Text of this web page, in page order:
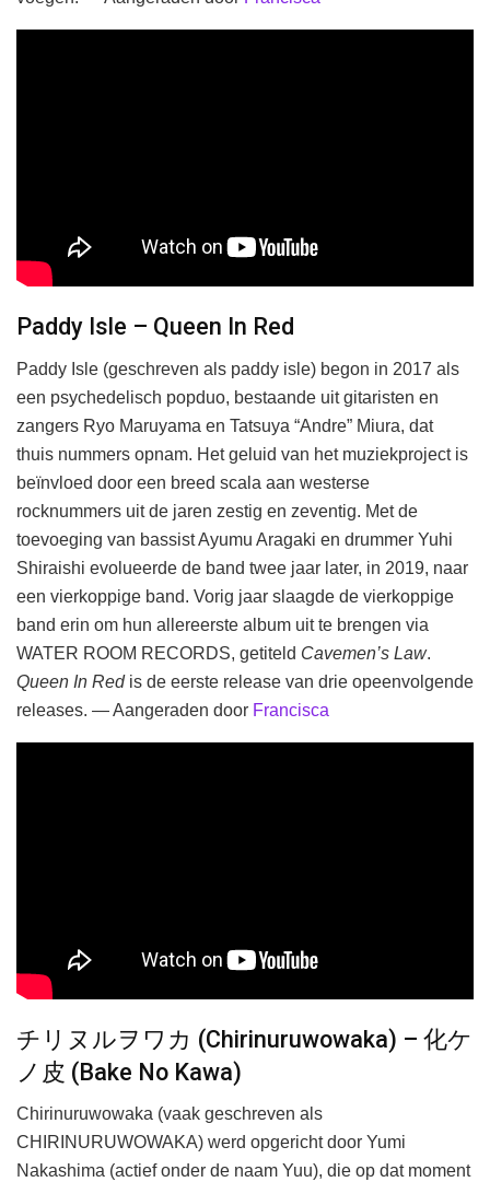
Paddy Isle – Queen In Red
Paddy Isle (geschreven als paddy isle) begon in 2017 als
een psychedelisch popduo, bestaande uit gitaristen en
zangers Ryo Maruyama en Tatsuya “Andre” Miura, dat
thuis nummers opnam. Het geluid van het muziekproject is
beïnvloed door een breed scala aan westerse
rocknummers uit de jaren zestig en zeventig. Met de
toevoeging van bassist Ayumu Aragaki en drummer Yuhi
Shiraishi evolueerde de band twee jaar later, in 2019, naar
een vierkoppige band. Vorig jaar slaagde de vierkoppige
band erin om hun allereerste album uit te brengen via
WATER ROOM RECORDS, getiteld Cavemen’s Law.
Queen In Redis de eerste release van drie opeenvolgende
releases. — Aangeraden door Francisca
チリヌルヲワカ (Chirinuruwowaka) – 化ケ
ノ皮 (Bake No Kawa)
Chirinuruwowaka (vaak geschreven als
CHIRINURUWOWAKA) werd opgericht door Yumi
Nakashima (actief onder de naam Yuu), die op dat moment